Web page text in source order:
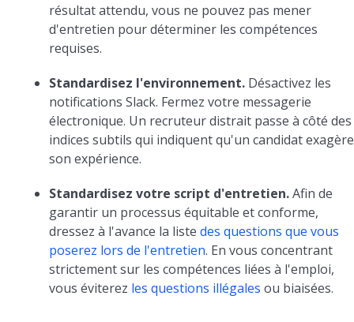
résultat attendu, vous ne pouvez pas mener
d'entretien pour déterminer les compétences
requises.
Standardisez l'environnement. Désactivez les
notifications Slack. Fermez votre messagerie
électronique. Un recruteur distrait passe à côté des
indices subtils qui indiquent qu'un candidat exagère
son expérience.
Standardisez votre script d'entretien.Afin de
garantir un processus équitable et conforme,
dressez à l'avance la listedes questions que vous
poserez lors de l'entretien. En vous concentrant
strictement sur les compétences liées à l'emploi,
vous éviterez les questions illégales ou biaisées.